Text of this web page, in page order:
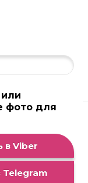
фото для
в Viber
Telegram